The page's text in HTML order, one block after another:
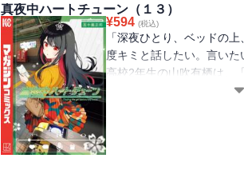
対立。放送部女子ズに相
スプレをさせられること
で放送部みんなでクリス
当日、六花、寧々、イコ、
しまい、山吹はレモンち
真夜中ハートチューン（１３）
¥594 (税込)
「深夜ひとり、ベッドの
度キミと話したい。言いた
高校2年生の山吹有栖は、
らないラジオ配信者の少